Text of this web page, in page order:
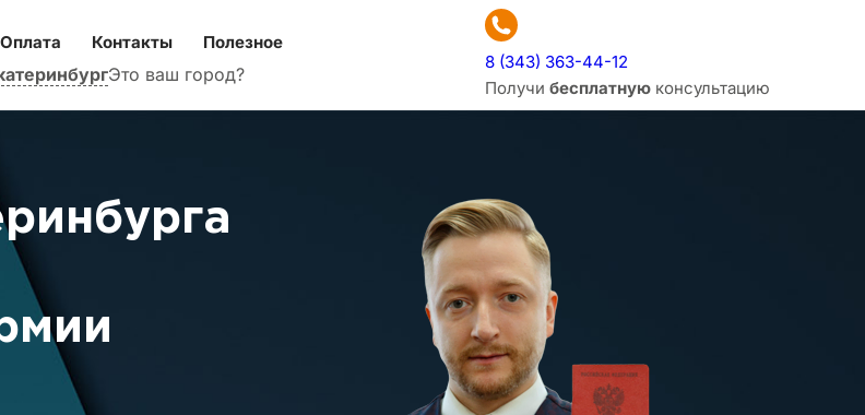
Оплата Контакты Полезное
Это ваш город?
8 (343) 363-44-12
Получи бесплатную консультацию